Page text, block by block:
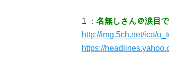
1 ： 名無しさん＠涙目で
http://img.5ch.net/ico/
https://